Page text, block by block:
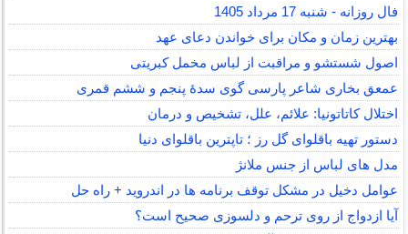
فال روزانه - شنبه 17 مرداد 1405
بهترین زمان و مکان برای خواندن دعای عهد
اصول شستشو و مراقبت از لباس مخمل کبریتی
عمعق بخاری شاعر پارسی گوی سدهٔ پنجم و ششم قمری
اختلال کاتاتونیا: علائم، علل، تشخیص و درمان
دستور تهیه باقلوای گل رز ؛ تاپترین باقلوای دنیا
مدل های لباس از جنس ملانژ
عوامل دخیل در مشکل توقف برنامه ها در اندروید + راه حل
آیا ازدواج از روی ترحم و دلسوزی صحیح است؟